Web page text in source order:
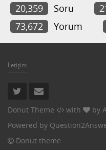
20,359 Soru
73,672
Yorum
İletişim
Donut Theme with by
Powered by
Donut theme